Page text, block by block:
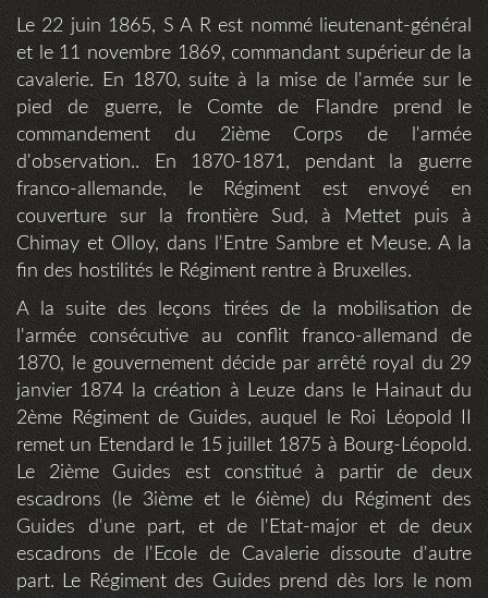
Le 22 juin 1865, S A R est nommé lieutenant-général
et le 11 novembre 1869, commandant supérieur de la
cavalerie. En 1870, suite à la mise de l'armée sur le
pied de guerre, le Comte de Flandre prend le
commandement du 2ième Corps de l'armée
d'observation.. En 1870-1871, pendant la guerre
franco-allemande, le Régiment est envoyé en
couverture sur la frontière Sud, à Mettet puis à
Chimay et Olloy, dans l'Entre Sambre et Meuse. A la
fin des hostilités le Régiment rentre à Bruxelles.
A la suite des leçons tirées de la mobilisation de
l'armée consécutive au conflit franco-allemand de
1870, le gouvernement décide par arrêté royal du 29
janvier 1874 la création à Leuze dans le Hainaut du
2ème Régiment de Guides, auquel le Roi Léopold II
remet un Etendard le 15 juillet 1875 à Bourg-Léopold.
Le 2ième Guides est constitué à partir de deux
escadrons (le 3ième et le 6ième) du Régiment des
Guides d'une part, et de l'Etat-major et de deux
escadrons de l'Ecole de Cavalerie dissoute d'autre
part. Le Régiment des Guides prend dès lors le nom